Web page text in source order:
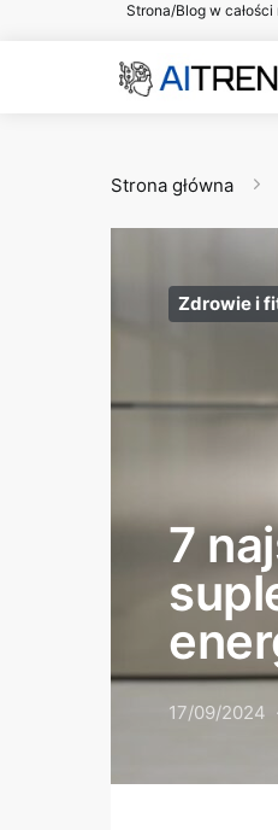
Strona/Blog w
Strona główna
Zdrowie i
7
17/09/2024